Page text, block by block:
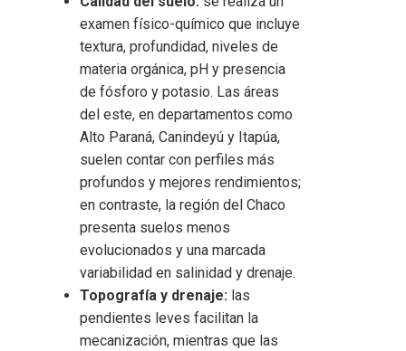
examen físico-químico que incluye
textura, profundidad, niveles de
materia orgánica, pH y presencia
de fósforo y potasio. Las áreas
del este, en departamentos como
Alto Paraná, Canindeyú y Itapúa,
suelen contar con perfiles más
profundos y mejores rendimientos;
en contraste, la región del Chaco
presenta suelos menos
evolucionados y una marcada
variabilidad en salinidad y drenaje.
Topografía y drenaje: las
pendientes leves facilitan la
mecanización, mientras que las